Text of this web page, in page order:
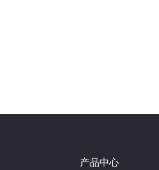
产品中心